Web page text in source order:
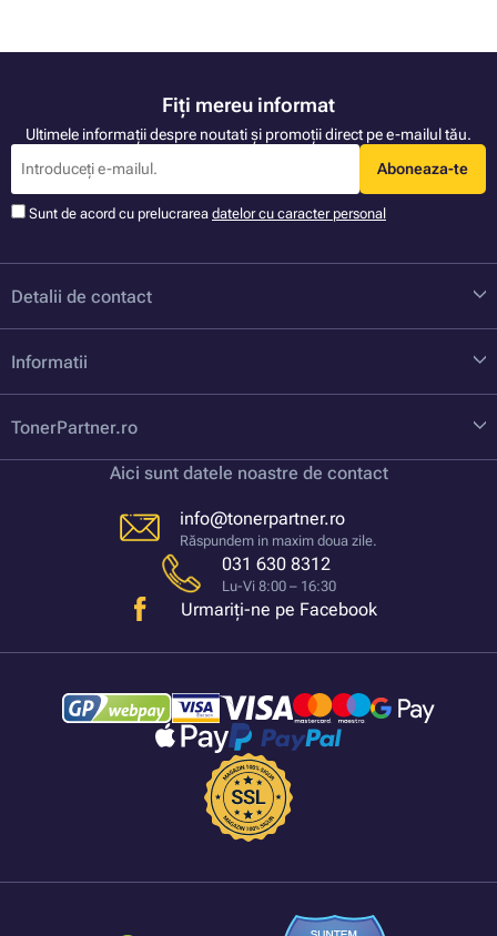
Fiți mereu informat
Ultimele informații despre noutati și promoții direct pe e-mailul tău.
Aboneaza-te
Sunt de acord cu prelucrarea datelor cu caracter personal
Detalii de contact
Informatii
TonerPartner.ro
Aici sunt datele noastre de contact
info@tonerpartner.ro
Răspundem in maxim doua zile.
031 630 8312
Lu-Vi 8:00 – 16:30
Urmariți-ne pe Facebook